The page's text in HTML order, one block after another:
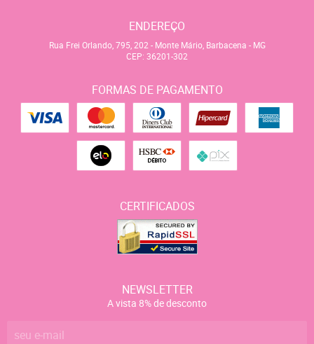
ENDEREÇO
Rua Frei Orlando, 795, 202 - Monte Mário, Barbacena - MG
CEP: 36201-302
FORMAS DE PAGAMENTO
CERTIFICADOS
NEWSLETTER
A vista 8% de desconto